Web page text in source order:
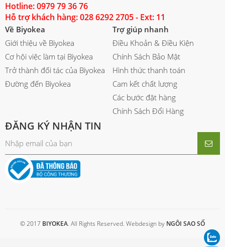
Hotline: 0979 79 36 76
Hỗ trợ khách hàng: 028 6292 2705 - Ext: 11
Về Biyokea
Giới thiệu về Biyokea
Cơ hội việc làm tại Biyokea
Trở thành đối tác của Biyokea
Đường đến Biyokea
Trợ giúp nhanh
Điều Khoản & Điều Kiện
Chính Sách Bảo Mật
Hình thức thanh toán
Cam kết chất lượng
Các bước đặt hàng
Chính Sách Đổi Hàng
ĐĂNG KÝ NHẬN TIN
© 2017 BIYOKEA. All Rights Reserved. Webdesign by NGÔI SAO SỐ